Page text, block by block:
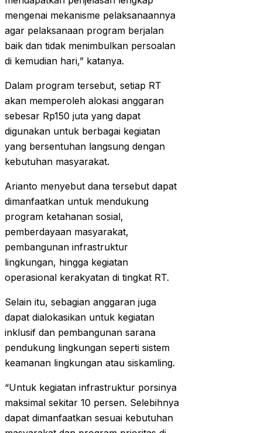
mengenai mekanisme pelaksanaannya
agar pelaksanaan program berjalan
baik dan tidak menimbulkan persoalan
di kemudian hari,” katanya.
Dalam program tersebut, setiap RT
akan memperoleh alokasi anggaran
sebesar Rp150 juta yang dapat
digunakan untuk berbagai kegiatan
yang bersentuhan langsung dengan
kebutuhan masyarakat.
Arianto menyebut dana tersebut dapat
dimanfaatkan untuk mendukung
program ketahanan sosial,
pemberdayaan masyarakat,
pembangunan infrastruktur
lingkungan, hingga kegiatan
operasional kerakyatan di tingkat RT.
Selain itu, sebagian anggaran juga
dapat dialokasikan untuk kegiatan
inklusif dan pembangunan sarana
pendukung lingkungan seperti sistem
keamanan lingkungan atau siskamling.
“Untuk kegiatan infrastruktur porsinya
maksimal sekitar 10 persen. Selebihnya
dapat dimanfaatkan sesuai kebutuhan